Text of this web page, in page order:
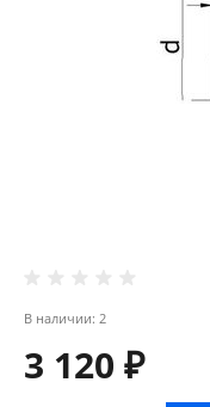
В наличии: 2
3 120 ₽